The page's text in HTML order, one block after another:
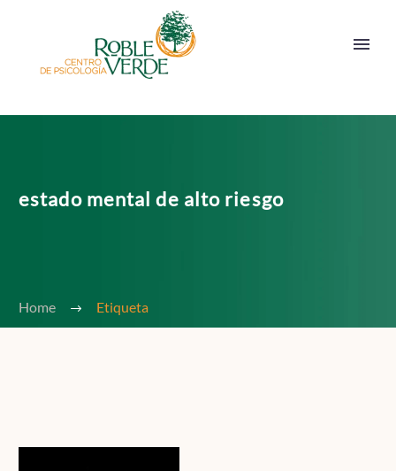
estado mental de alto riesgo
Home Etiqueta